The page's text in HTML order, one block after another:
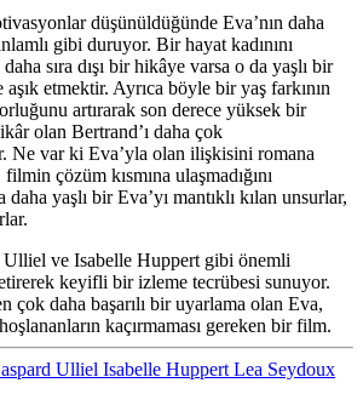
düşünüldüğünde Eva’nın daha
gibi duruyor. Bir hayat kadınını
sıra dışı bir hikâye varsa o da yaşlı bir
aşık etmektir. Ayrıca böyle bir yaş farkının
artırarak son derece yüksek bir
olan Bertrand’ı daha çok
Ne var ki Eva’yla olan ilişkisini romana
çözüm kısmına ulaşmadığını
yaşlı bir Eva’yı mantıklı kılan unsurlar,
ve Isabelle Huppert gibi önemli
keyifli bir izleme tecrübesi sunuyor.
çok daha başarılı bir uyarlama olan Eva,
kaçırmaması gereken bir film.
Ulliel Isabelle Huppert Lea Seydoux